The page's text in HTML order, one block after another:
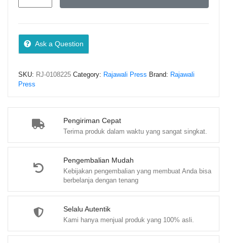
Pengiriman Cepat
Terima produk dalam waktu yang sangat singkat.
Pengembalian Mudah
Kebijakan pengembalian yang membuat Anda bisa
berbelanja dengan tenang
Selalu Autentik
Kami hanya menjual produk yang 100% asli.
Rahim,
S.Pd.,
quantity
Ask a Question
SKU: RJ-0108225 Category: Rajawali Press Brand: Rajawali
Press